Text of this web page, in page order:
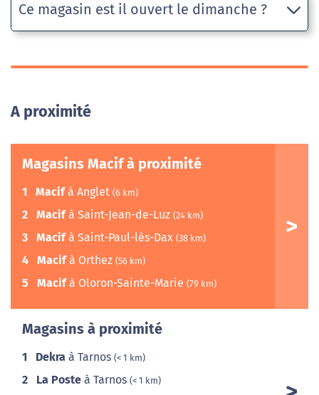
Ce magasin est il ouvert le dimanche ?
A proximité
Magasins Macif à proximité
1 Macifà Anglet (6 km)
2 Macifà Saint-Jean-de-Luz (24 km)
3 Macifà Saint-Paul-lès-Dax (38 km)
4 Macifà Orthez (56 km)
5 Macifà Oloron-Sainte-Marie (79 km)
Magasins à proximité
1 Dekra à Tarnos (< 1 km)
2 La Poste à Tarnos (< 1 km)